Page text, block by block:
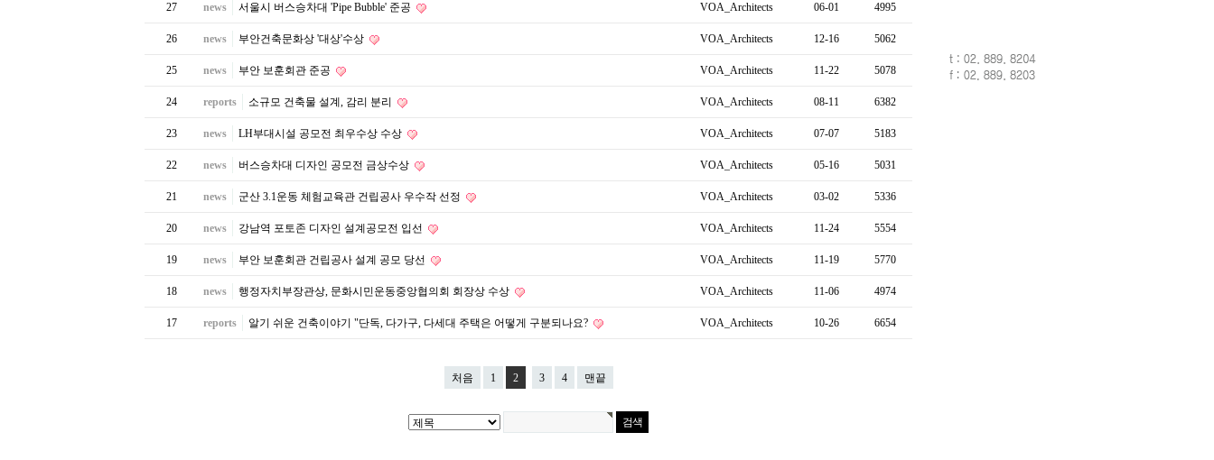
27 news 서울시 버스승차대 'Pipe Bubble' 준공 VOA_Architects 06-01 4995
26 news 부안건축문화상 '대상'수상 VOA_Architects 12-16 5062
25 news 부안 보훈회관 준공 VOA_Architects 11-22 5078
24 reports 소규모 건축물 설계, 감리 분리 VOA_Architects 08-11 6382
23 news LH부대시설 공모전 최우수상 수상 VOA_Architects 07-07 5183
22 news 버스승차대 디자인 공모전 금상수상 VOA_Architects 05-16 5031
21 news 군산 3.1운동 체험교육관 건립공사 우수작 선정 VOA_Architects 03-02 5336
20 news 강남역 포토존 디자인 설계공모전 입선 VOA_Architects 11-24 5554
19 news 부안 보훈회관 건립공사 설계 공모 당선 VOA_Architects 11-19 5770
18 news 행정자치부장관상, 문화시민운동중앙협의회 회장상 수상 VOA_Architects 11-06 4974
17 reports 알기 쉬운 건축이야기 "단독, 다가구, 다세대 주택은 어떻게 구분되나요? VOA_Architects 10-26 6654
처음 1 2 3 4 맨끝